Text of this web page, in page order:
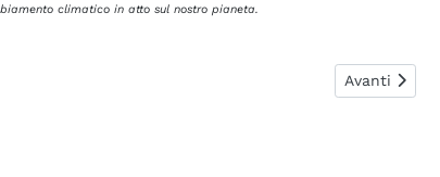
climatico in atto sul nostro pianeta.
Articolo
Avanti